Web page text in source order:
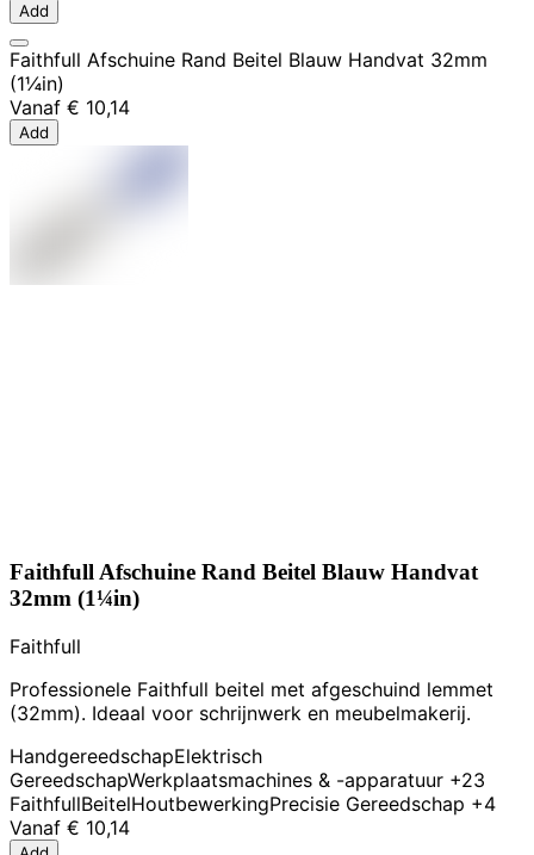
Add
Faithfull Afschuine Rand Beitel Blauw Handvat 32mm
(1¼in)
Vanaf € 10,14
Add
Faithfull Afschuine Rand Beitel Blauw Handvat
32mm (1¼in)
Faithfull
Professionele Faithfull beitel met afgeschuind lemmet
(32mm). Ideaal voor schrijnwerk en meubelmakerij.
HandgereedschapElektrisch
GereedschapWerkplaatsmachines & -apparatuur +23
FaithfullBeitelHoutbewerkingPrecisie Gereedschap +4
Vanaf € 10,14